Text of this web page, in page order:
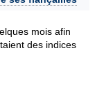
mois afin
des indices